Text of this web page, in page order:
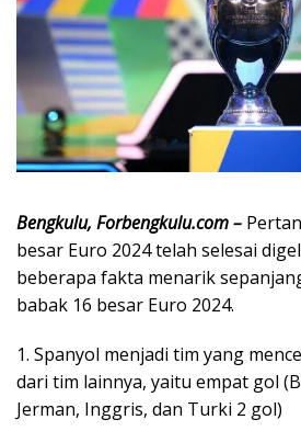
Bengkulu, Forbengkulu.com –
besar Euro 2024 telah selesai
beberapa fakta menarik
babak 16 besar Euro 2024.
1. Spanyol menjadi tim yang
dari tim lainnya, yaitu empat gol
Jerman, Inggris, dan Turki 2 gol)